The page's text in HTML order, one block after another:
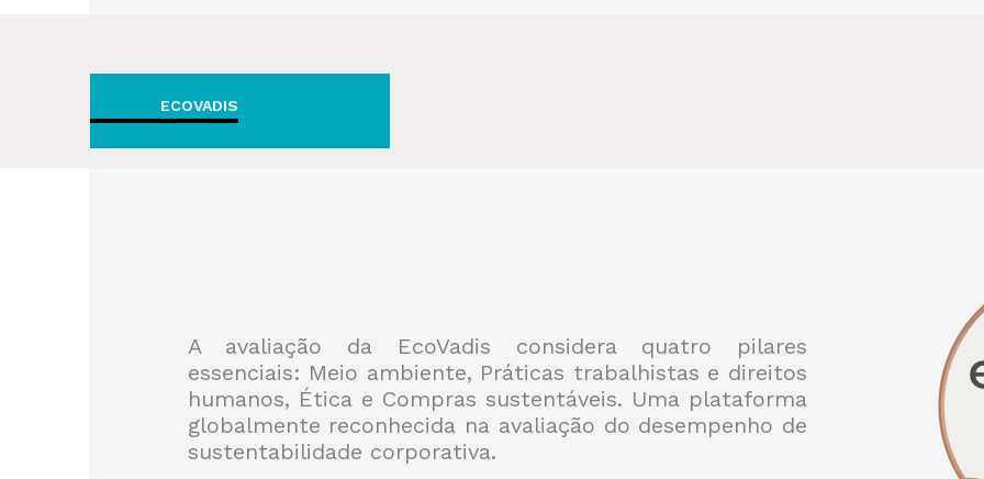
ECOVADIS
A avaliação da EcoVadis considera quatro pilares
essenciais: Meio ambiente, Práticas trabalhistas e direitos
humanos, Ética e Compras sustentáveis. Uma plataforma
globalmente reconhecida na avaliação do desempenho de
sustentabilidade corporativa.